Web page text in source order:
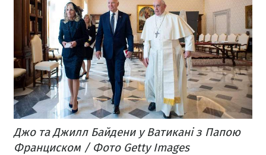
Джо та Джилл Байдени у Ватикані з Папою
Франциском / Фото Getty Images